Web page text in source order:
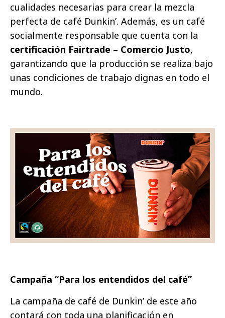
cualidades necesarias para crear la mezcla
perfecta de café Dunkin’. Además, es un café
socialmente responsable que cuenta con la
certificación Fairtrade – Comercio Justo,
garantizando que la producción se realiza bajo
unas condiciones de trabajo dignas en todo el
mundo.
Campaña “Para los entendidos del café”
La campaña de café de Dunkin’ de este año
contará con toda una planificación en